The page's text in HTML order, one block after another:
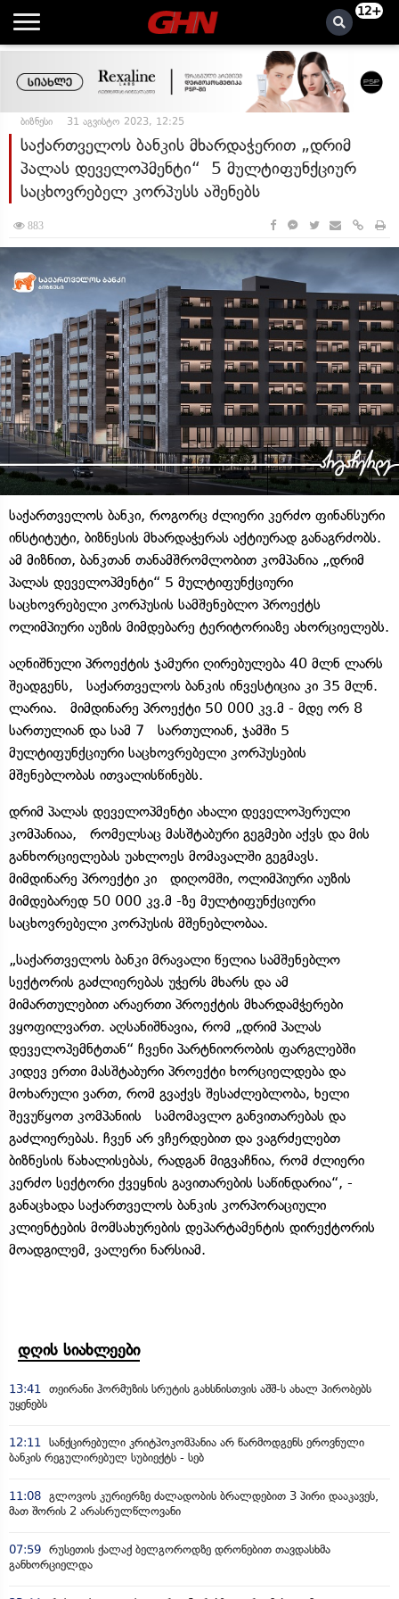
12+
ბიზნესი 31 აგვისტო 2023, 12:25
საქართველოს ბანკის მხარდაჭერით „დრიმ
პალას დეველოპმენტი“ 5 მულტიფუნქციურ
საცხოვრებელ კორპუსს აშენებს
883
საქართველოს ბანკი, როგორც ძლიერი კერძო ფინანსური
ინსტიტუტი, ბიზნესის მხარდაჭერას აქტიურად განაგრძობს.
ამ მიზნით, ბანკთან თანამშრომლობით კომპანია „დრიმ
პალას დეველოპმენტი“ 5 მულტიფუნქციური
საცხოვრებელი კორპუსის სამშენებლო პროექტს
ოლიმპიური აუზის მიმდებარე ტერიტორიაზე ახორციელებს.
აღნიშნული პროექტის ჯამური ღირებულება 40 მლნ ლარს
შეადგენს, საქართველოს ბანკის ინვესტიცია კი 35 მლნ.
ლარია. მიმდინარე პროექტი 50 000 კვ.მ - მდე ორ 8
სართულიან და სამ 7 სართულიან, ჯამში 5
მულტიფუნქციური საცხოვრებელი კორპუსების
მშენებლობას ითვალისწინებს.
დრიმ პალას დეველოპმენტი ახალი დეველოპერული
კომპანიაა, რომელსაც მასშტაბური გეგმები აქვს და მის
განხორციელებას უახლოეს მომავალში გეგმავს.
მიმდინარე პროექტი კი დიღომში, ოლიმპიური აუზის
მიმდებარედ 50 000 კვ.მ -ზე მულტიფუნქციური
საცხოვრებელი კორპუსის მშენებლობაა.
„საქართველოს ბანკი მრავალი წელია სამშენებლო
სექტორის გაძლიერებას უჭერს მხარს და ამ
მიმართულებით არაერთი პროექტის მხარდამჭერები
ვყოფილვართ. აღსანიშნავია, რომ „დრიმ პალას
დეველოპემნტთან“ ჩვენი პარტნიორობის ფარგლებში
კიდევ ერთი მასშტაბური პროექტი ხორციელდება და
მოხარული ვართ, რომ გვაქვს შესაძლებლობა, ხელი
შევუწყოთ კომპანიის სამომავლო განვითარებას და
გაძლიერებას. ჩვენ არ ვჩერდებით და ვაგრძელებთ
ბიზნესის წახალისებას, რადგან მიგვაჩნია, რომ ძლიერი
კერძო სექტორი ქვეყნის გავითარების საწინდარია“, -
განაცხადა საქართველოს ბანკის კორპორაციული
კლიენტების მომსახურების დეპარტამენტის დირექტორის
მოადგილემ, ვალერი ნარსიამ.
დღის სიახლეები
13:41
თეირანი ჰორმუზის სრუტის გახსნისთვის აშშ-ს ახალ პირობებს
უყენებს
12:11
სანქცირებული კრიტპოკომპანია არ წარმოდგენს ეროვნული
ბანკის რეგულირებულ სუბიექტს - სებ
11:08 გლოვოს კურიერზე ძალადობის ბრალდებით 3 პირი დააკავეს,
მათ შორის 2 არასრულწლოვანი
07:59 რუსეთის ქალაქ ბელგოროდზე დრონებით თავდასხმა
განხორციელდა